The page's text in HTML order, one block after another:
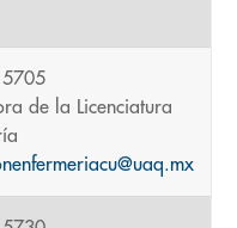
de la Licenciatura